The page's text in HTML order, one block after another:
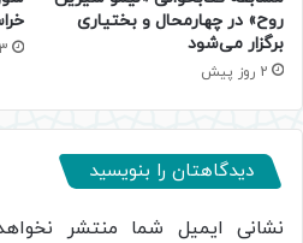
روح» در چهارمحال و بختیاری
برگزار می‌شود
2 روز پیش
3 روز پیش
دیدگاهتان را بنویسید
نشانی ایمیل شما منتشر